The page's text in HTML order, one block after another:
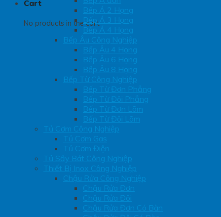
Cart
No products in the cart.
Bếp Á 2 Họng
Bếp Á 3 Họng
Bếp Á 4 Họng
Bếp Âu Công Nghiệp
Bếp Âu 4 Họng
Bếp Âu 6 Họng
Bếp Âu 8 Họng
Bếp Từ Công Nghiệp
Bếp Từ Đơn Phẳng
Bếp Từ Đôi Phẳng
Bếp Từ Đơn Lõm
Bếp Từ Đôi Lõm
Tủ Cơm Công Nghiệp
Tủ Cơm Gas
Tủ Cơm Điện
Tủ Sấy Bát Công Nghiệp
Thiết Bị Inox Công Nghiệp
Chậu Rửa Công Nghiệp
Chậu Rửa Đơn
Chậu Rửa Đôi
Chậu Rửa Đơn Có Bàn